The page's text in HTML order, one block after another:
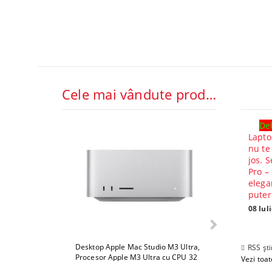
Cele mai vândute produse
Desktop Apple Mac Studio M3 Ultra,
Procesor Apple M3 Ultra cu CPU 32
Desktop
Procesor
nu
jos.
Pro
08
RSS
Vezi